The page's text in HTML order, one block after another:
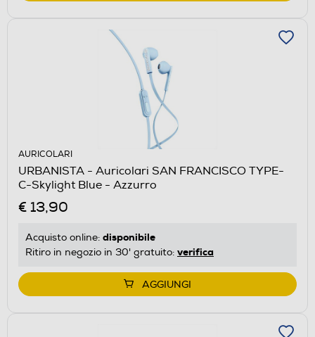
AURICOLARI
URBANISTA - Auricolari SAN FRANCISCO TYPE-
C-Skylight Blue - Azzurro
€ 13,90
Acquisto online: disponibile
Ritiro in negozio in 30' gratuito: verifica
AGGIUNGI